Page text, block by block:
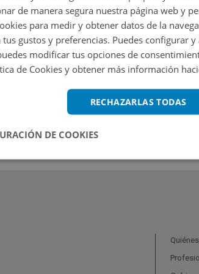
de manera segura nuestra página web y
para medir y obtener datos de la
gustos y preferencias. Puedes configurar
modificar tus opciones de
de Cookies y obtener más información
RECHAZARLAS TODAS
DE COOKIES